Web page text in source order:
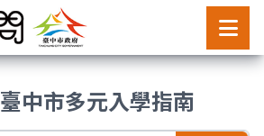
臺中市多元入學指南